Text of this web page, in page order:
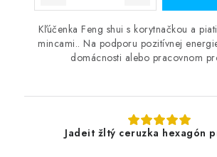
Kľúčenka Feng shui s korytnačkou a
mincami.. Na podporu pozitívnej
domácnosti alebo pracovnom
Jadeit žltý ceruzka hexagón